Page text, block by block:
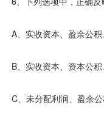
A、实收资本、盈余公积
B、实收资本、资本公积
C、未分配利润、盈余公